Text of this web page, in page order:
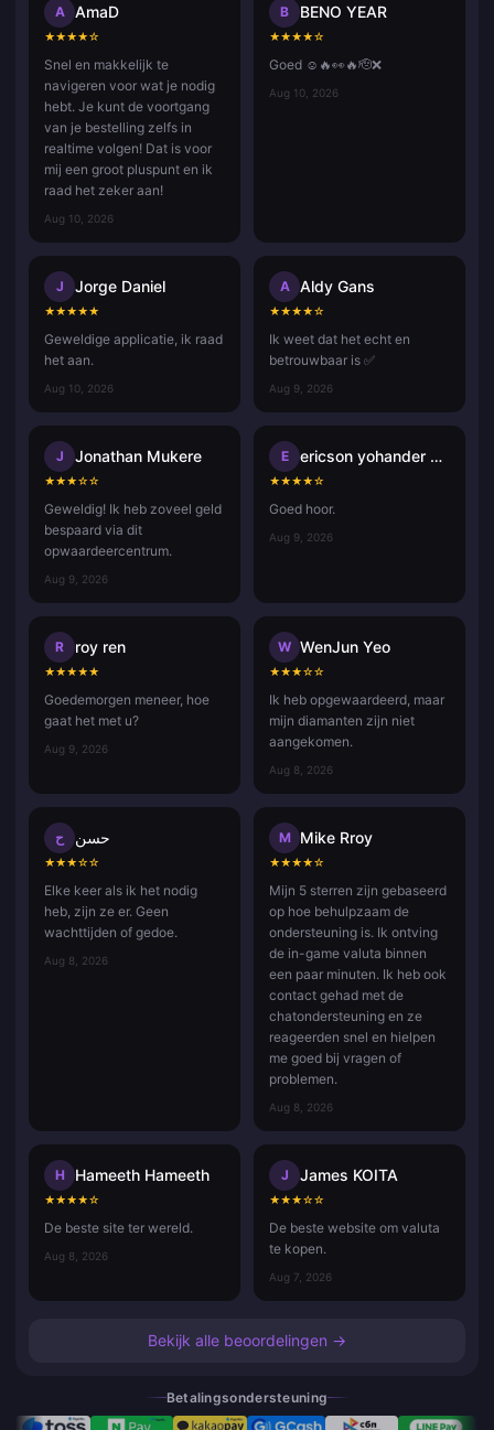
A AmaD
★★★★☆
Snel en makkelijk te
navigeren voor wat je nodig
hebt. Je kunt de voortgang
van je bestelling zelfs in
realtime volgen! Dat is voor
mij een groot pluspunt en ik
raad het zeker aan!
Aug 10, 2026
B BENO YEAR
★★★★☆
Goed ☺️🔥👀🔥🫡❌
Aug 10, 2026
J Jorge Daniel
★★★★★
Geweldige applicatie, ik raad
het aan.
Aug 10, 2026
A Aldy Gans
★★★★☆
Ik weet dat het echt en
betrouwbaar is ✅
Aug 9, 2026
J Jonathan Mukere
★★★☆☆
Geweldig! Ik heb zoveel geld
bespaard via dit
opwaardeercentrum.
Aug 9, 2026
E ericson yohander alvarado mart
★★★★☆
Goed hoor.
Aug 9, 2026
R roy ren
★★★★★
Goedemorgen meneer, hoe
gaat het met u?
Aug 9, 2026
W WenJun Yeo
★★★☆☆
Ik heb opgewaardeerd, maar
mijn diamanten zijn niet
aangekomen.
Aug 8, 2026
ح حسن
★★★☆☆
Elke keer als ik het nodig
heb, zijn ze er. Geen
wachttijden of gedoe.
Aug 8, 2026
M Mike Rroy
★★★★☆
Mijn 5 sterren zijn gebaseerd
op hoe behulpzaam de
ondersteuning is. Ik ontving
de in-game valuta binnen
een paar minuten. Ik heb ook
contact gehad met de
chatondersteuning en ze
reageerden snel en hielpen
me goed bij vragen of
problemen.
Aug 8, 2026
H Hameeth Hameeth
★★★★☆
De beste site ter wereld.
Aug 8, 2026
J James KOITA
★★★☆☆
De beste website om valuta
te kopen.
Aug 7, 2026
Bekijk alle beoordelingen →
Betalingsondersteuning